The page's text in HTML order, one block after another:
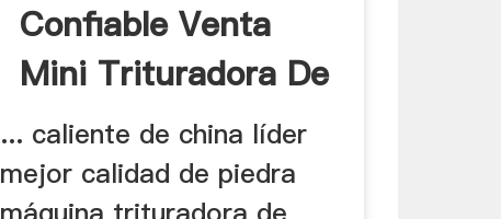
Confiable Venta
Mini Trituradora De
... caliente de china líder
mejor calidad de piedra